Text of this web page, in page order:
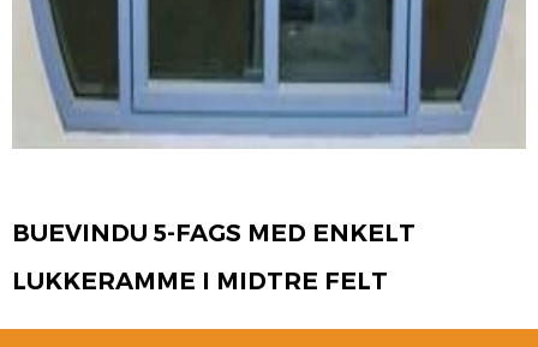
BUEVINDU 5-FAGS MED ENKELT
LUKKERAMME I MIDTRE FELT